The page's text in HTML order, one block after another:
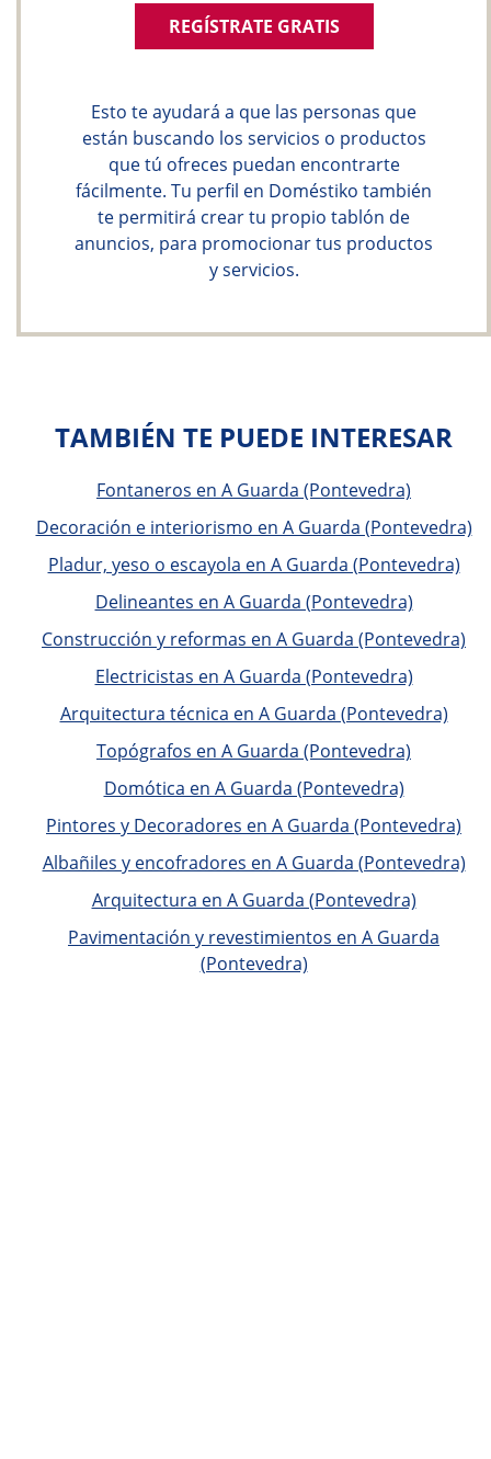
REGÍSTRATE GRATIS
Esto te ayudará a que las personas que
están buscando los servicios o productos
que tú ofreces puedan encontrarte
fácilmente. Tu perfil en Doméstiko también
te permitirá crear tu propio tablón de
anuncios, para promocionar tus productos
y servicios.
TAMBIÉN TE PUEDE INTERESAR
Fontaneros en A Guarda (Pontevedra)
Decoración e interiorismo en A Guarda (Pontevedra)
Pladur, yeso o escayola en A Guarda (Pontevedra)
Delineantes en A Guarda (Pontevedra)
Construcción y reformas en A Guarda (Pontevedra)
Electricistas en A Guarda (Pontevedra)
Arquitectura técnica en A Guarda (Pontevedra)
Topógrafos en A Guarda (Pontevedra)
Domótica en A Guarda (Pontevedra)
Pintores y Decoradores en A Guarda (Pontevedra)
Albañiles y encofradores en A Guarda (Pontevedra)
Arquitectura en A Guarda (Pontevedra)
Pavimentación y revestimientos en A Guarda
(Pontevedra)